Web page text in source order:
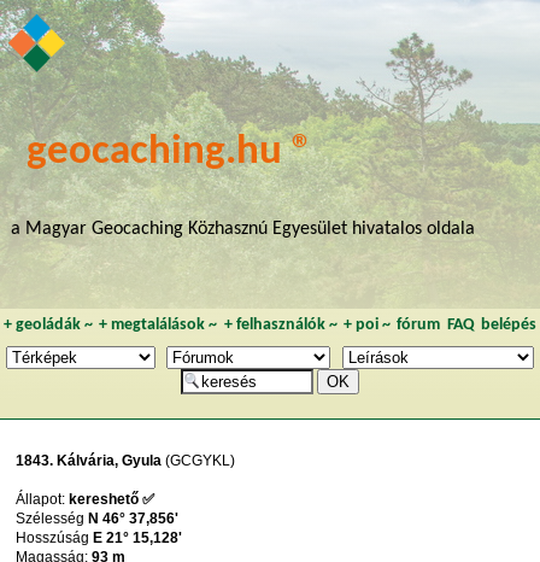
geocaching.hu ®
a Magyar Geocaching Közhasznú Egyesület hivatalos oldala
+ geoládák~ +megtalálások ~ + felhasználók~ + poi~ fórum FAQ belépés
1843. Kálvária, Gyula (GCGYKL)
Állapot: kereshető ✅
Szélesség N 46° 37,856'
Hosszúság E 21° 15,128'
Magasság:93 m